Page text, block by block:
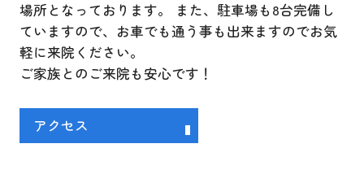
場所となっております。 また、駐車場も8台完備し
ていますので、お車でも通う事も出来ますのでお気
軽に来院ください。
ご家族とのご来院も安心です！
アクセス